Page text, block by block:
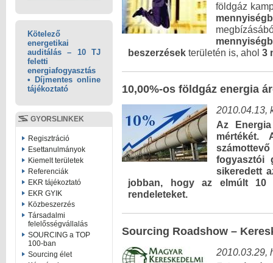
Kötelező
energetikai
auditálás – 10 TJ
feletti
energiafogyasztás
• Díjmentes online
tájékoztató
GYORSLINKEK
Regisztráció
Esettanulmányok
Kiemelt területek
Referenciák
EKR tájékoztató
EKR GYIK
Közbeszerzés
Társadalmi
felelősségvállalás
SOURCING a TOP
100-ban
Sourcing élet
földgáz
beszerzések területén is, ahol 3
10,00%-os földgáz energia
2010.04.13,
Az
mértékét.
fogyasztói
sikeredett
jobban, hogy az elmúlt 10
rendeleteket.
Sourcing Roadshow –
2010.03.29,